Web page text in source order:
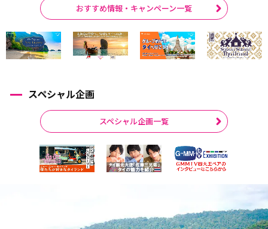
おすすめ情報・キャンペーン一覧
スペシャル企画
スペシャル企画一覧